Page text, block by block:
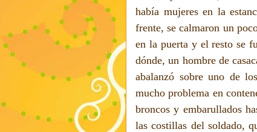
había mujeres en la
frente, se calmaron un
en la puerta y el resto se
dónde, un hombre de
abalanzó sobre uno de
mucho problema en
broncos y embarullados
las costillas del soldado,